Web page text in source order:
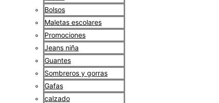
Bolsos
Maletas escolares
Promociones
Jeans niña
Guantes
Sombreros y gorras
Gafas
calzado